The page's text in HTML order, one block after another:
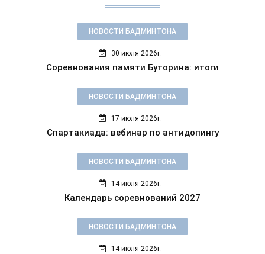
НОВОСТИ БАДМИНТОНА
30 июля 2026г.
Соревнования памяти Буторина: итоги
НОВОСТИ БАДМИНТОНА
17 июля 2026г.
Спартакиада: вебинар по антидопингу
НОВОСТИ БАДМИНТОНА
14 июля 2026г.
Календарь соревнований 2027
НОВОСТИ БАДМИНТОНА
14 июля 2026г.